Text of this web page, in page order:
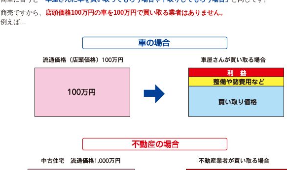
商売ですから、 店頭価格100万円の車を100万円で買い取る業者はありません。
例えば…